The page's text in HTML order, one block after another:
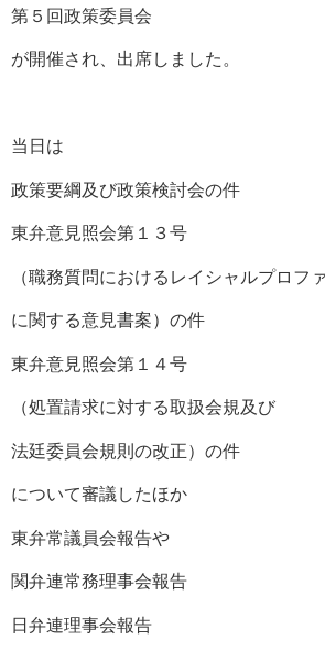
第５回政策委員会
が開催され、出席しました。
当日は
政策要綱及び政策検討会の件
東弁意見照会第１３号
（職務質問におけるレイシャルプロフ
に関する意見書案）の件
東弁意見照会第１４号
（処置請求に対する取扱会規及び
法廷委員会規則の改正）の件
について審議したほか
東弁常議員会報告や
関弁連常務理事会報告
日弁連理事会報告